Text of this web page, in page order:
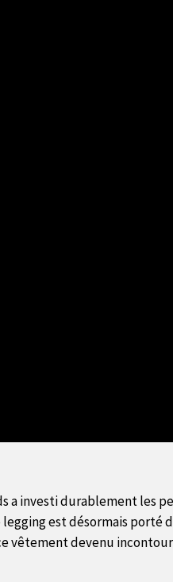
a investi durablement les
est désormais porté
vêtement devenu